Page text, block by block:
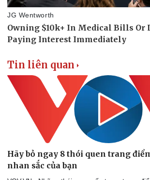
Doanh nghiệp
Thông tin doanh nghiệp
Doanh nghiệp 24h
Doanh nhân
Công
Tin Công
Trải nghiệm
Tin liên quan
Hãy bỏ ngay 8 thói quen trang
nhan sắc của bạn